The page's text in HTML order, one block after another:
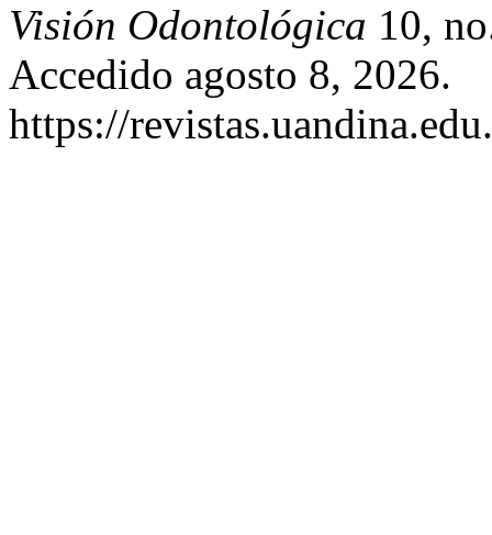
Visión Odontológica 10,
Accedido agosto 8, 2026.
https://